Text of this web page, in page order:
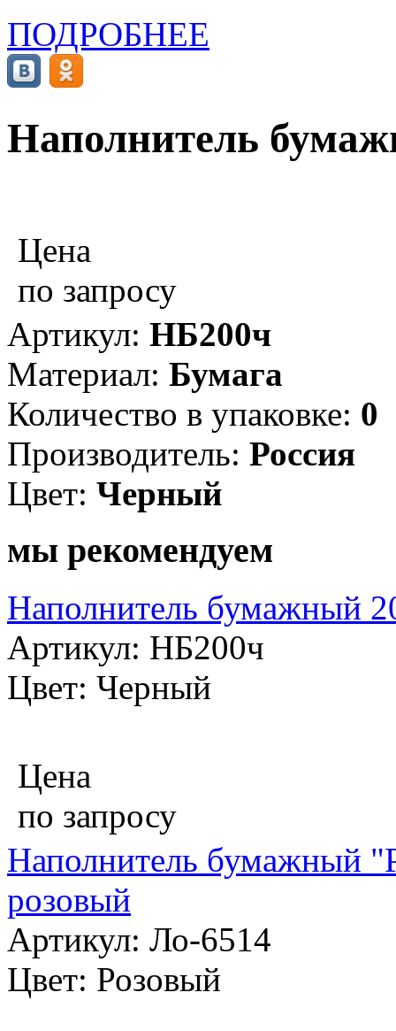
ПОДРОБНЕЕ
Наполнитель
Цена
по запросу
Артикул: НБ200ч
Материал: Бумага
Количество в упаковке: 0
Производитель: Россия
Цвет: Черный
мы рекомендуем
Наполнитель бумажный
Артикул: НБ200ч
Цвет: Черный
Цена
по запросу
Наполнитель бумажный
розовый
Артикул: Ло-6514
Цвет: Розовый